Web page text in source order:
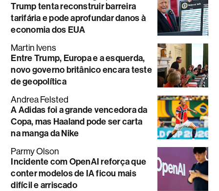
Trump tenta reconstruir barreira
tarifária e pode aprofundar danos à
economia dos EUA
Martin Ivens
Entre Trump, Europa e a esquerda,
novo governo britânico encara teste
de geopolítica
Andrea Felsted
A Adidas foi a grande vencedora da
Copa, mas Haaland pode ser carta
na manga da Nike
Parmy Olson
Incidente com OpenAI reforça que
conter modelos de IA ficou mais
difícil e arriscado